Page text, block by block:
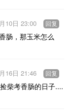
肠，那玉米怎么
10日 23:00 回复
柴考香肠的日子....
16日 21:46 回复